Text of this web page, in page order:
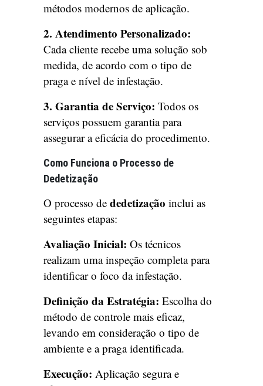
métodos modernos de aplicação.
2. Atendimento Personalizado:
Cada cliente recebe uma solução sob
medida, de acordo com o tipo de
praga e nível de infestação.
3. Garantia de Serviço: Todos os
serviços possuem garantia para
assegurar a eficácia do procedimento.
Como Funciona o Processo de
Dedetização
O processo de dedetização inclui as
seguintes etapas:
Avaliação Inicial: Os técnicos
realizam uma inspeção completa para
identificar o foco da infestação.
Definição da Estratégia: Escolha do
método de controle mais eficaz,
levando em consideração o tipo de
ambiente e a praga identificada.
Execução: Aplicação segura e